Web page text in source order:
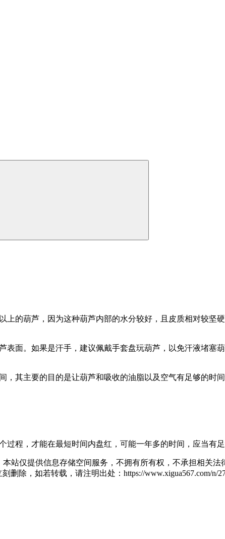
的葫芦，因为这种葫芦内部的水分较好，且皮质相对较坚
面。如果是汗手，建议佩戴手套盘玩葫芦，以免汗液堵塞
其主要的目的是让葫芦和吸收的油脂以及空气有足够的时
程，才能在最短时间内盘红，可能一年多的时间，应当有
站仅提供信息存储空间服务，不拥有所有权，不承担相关
删除，如若转载，请注明出处：https://www.xigua567.com/n/